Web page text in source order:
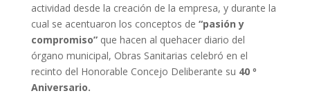
actividad desde la creación de la empresa, y durante la
cual se acentuaron los conceptos de “pasión y
compromiso” que hacen al quehacer diario del
órgano municipal, Obras Sanitarias celebró en el
recinto del Honorable Concejo Deliberante su 40 º
Aniversario.